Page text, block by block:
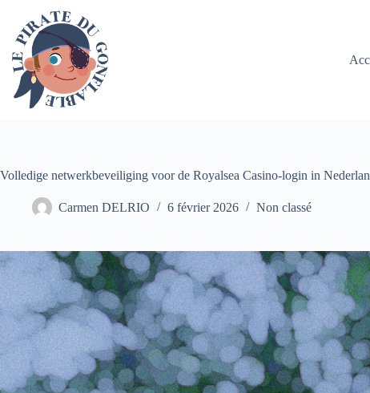
Volledige netwerkbeveiliging voor de Royalsea Casino-login in
Carmen DELRIO 6 février 2026 Non classé